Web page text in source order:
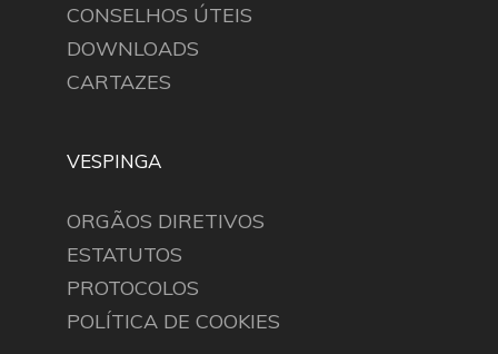
CONSELHOS ÚTEIS
DOWNLOADS
CARTAZES
VESPINGA
ORGÃOS DIRETIVOS
ESTATUTOS
PROTOCOLOS
POLÍTICA DE COOKIES